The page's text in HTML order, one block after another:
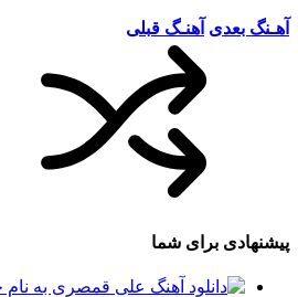
آهـنگ بعدی آهنـگ قبلی
پیشنهادی برای شما